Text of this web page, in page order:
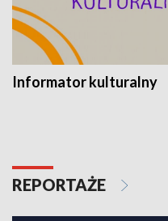
Informator kulturalny
REPORTAŻE